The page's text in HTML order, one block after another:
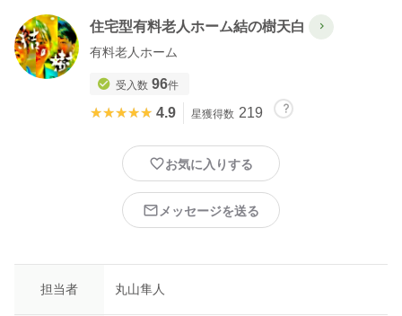
的確にケアする介護技術。そんなスキルにフォーカスされた漫画
でした。
この漫画を動画にする際に、バックで流れるBGMと作中の登場人
物のアテレコ役の声優さんを募集します！！
＊BGMについては著作権のお話など詳細確認させてください。
＊声優については経験問わずチャレンジしたい方気軽に応募くだ
住宅型有料老人ホーム結の樹天白
有料老人ホーム
受入数 96件
★★★★★
★★★★★ 4.9 星獲得数 219
お気に入りする
メッセージを送る
担当者 丸山隼人